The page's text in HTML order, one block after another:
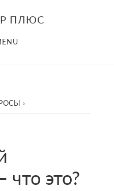
ПЛЮС
›
что это?